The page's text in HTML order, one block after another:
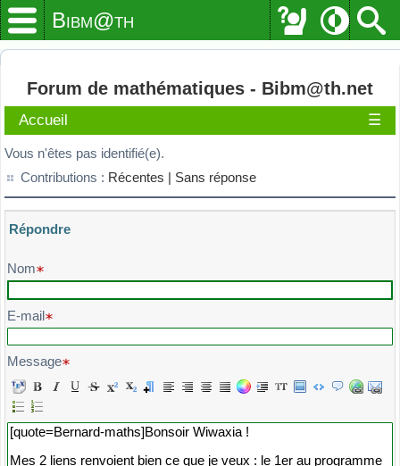
Bibm@th
Forum de mathématiques - Bibm@th.net
Accueil ☰
Vous n'êtes pas identifié(e).
Contributions : Récentes | Sans réponse
Répondre
Veuillez composer votre message et l'envoyer
Nom
E-mail
Message